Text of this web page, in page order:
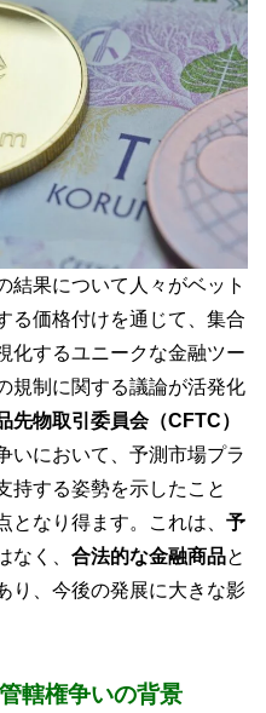
結果について人々がベット
る価格付けを通じて、集合
化するユニークな金融ツー
規制に関する議論が活発化
先物取引委員会（CFTC）
いにおいて、予測市場プラ
持する姿勢を示したこと
なり得ます。これは、 予
なく、 合法的な金融商品と
り、今後の発展に大きな影
轄権争いの背景